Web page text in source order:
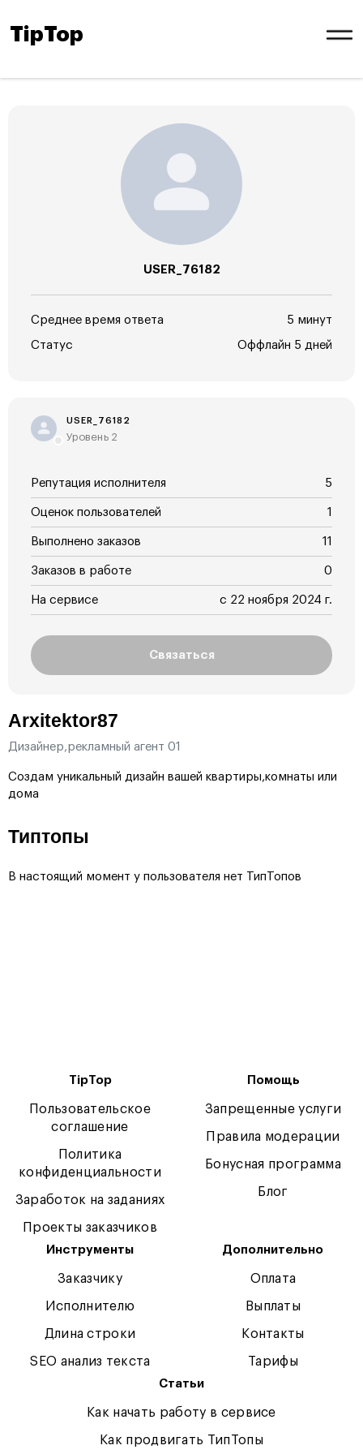
TipTop
USER_76182
Среднее время ответа 5 минут
Статус Оффлайн 5 дней
USER_76182
Уровень 2
Репутация исполнителя 5
Оценок пользователей 1
Выполнено заказов 11
Заказов в работе 0
На сервисе с 22 ноября 2024 г.
Связаться
Arxitektor87
Дизайнер,рекламный агент 01
Создам уникальный дизайн вашей квартиры,комнаты или
дома
Типтопы
В настоящий момент у пользователя нет ТипТопов
TipTop
Пользовательское
соглашение
Политика
конфиденциальности
Заработок на заданиях
Проекты заказчиков
Помощь
Запрещенные услуги
Правила модерации
Бонусная программа
Блог
Инструменты
Заказчику
Исполнителю
Длина строки
SEO анализ текста
Дополнительно
Оплата
Выплаты
Контакты
Тарифы
Статьи
Как начать работу в сервисе
Как продвигать ТипТопы